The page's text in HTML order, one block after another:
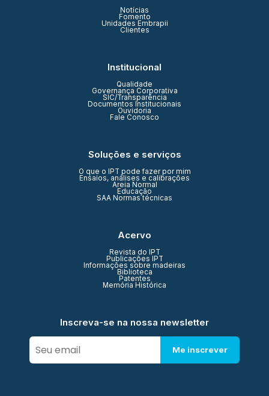
Notícias
Fomento
Unidades Embrapii
Clientes
Institucional
Qualidade
Governança Corporativa
SIC/Transparência
Documentos Institucionais
Ouvidoria
Fale Conosco
Soluções e serviços
O que o IPT pode fazer por mim
Ensaios, análises e calibrações
Areia Normal
Educação
SAA Normas técnicas
Acervo
Revista do IPT
Publicações IPT
Informações sobre madeiras
Biblioteca
Patentes
Memória Histórica
Inscreva-se na nossa newsletter
Me inscrever